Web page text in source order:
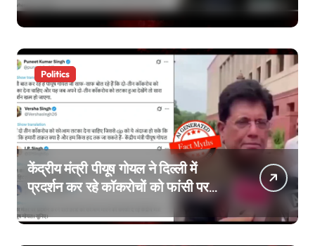
Politics
केंद्रीय मंत्री पीयूष गोयल ने दिल्ली में
प्रदर्शन कर रहे कॉकरोचों को फांसी पर
लटकाने की बात नहीं की, वायरल वीडियो
AI जेनरेटेड है